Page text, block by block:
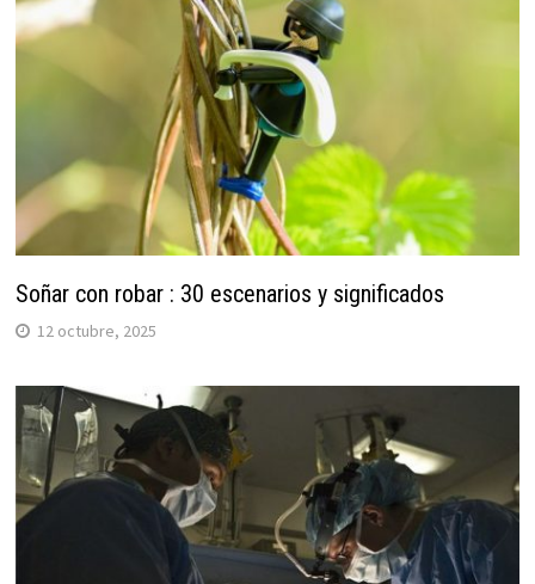
Soñar con robar : 30 escenarios y significados
12 octubre, 2025